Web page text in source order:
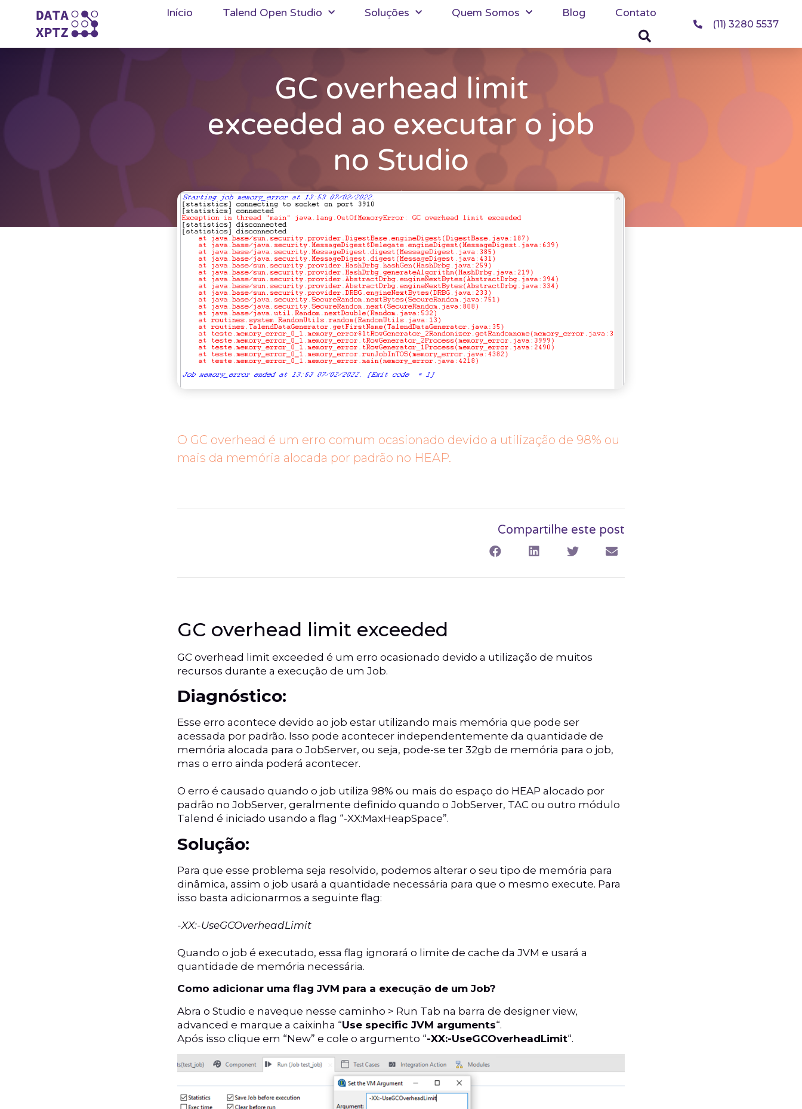
Início Talend Open Studio Soluções Quem Somos Blog Contato
(11) 3280 5537
GC overhead limit
exceeded ao executar o job
no Studio
DATA XPTZ 08/02/2022
O GC overhead é um erro comum ocasionado devido a utilização de 98% ou
mais da memória alocada por padrão no HEAP.
Compartilhe este post
GC overhead limit exceeded
GC overhead limit exceeded é um erro ocasionado devido a utilização de muitos
recursos durante a execução de um Job.
Diagnóstico:
Esse erro acontece devido ao job estar utilizando mais memória que pode ser
acessada por padrão. Isso pode acontecer independentemente da quantidade de
memória alocada para o JobServer, ou seja, pode-se ter 32gb de memória para o job,
mas o erro ainda poderá acontecer.
O erro é causado quando o job utiliza 98% ou mais do espaço do HEAP alocado por
padrão no JobServer, geralmente definido quando o JobServer, TAC ou outro módulo
Talend é iniciado usando a flag “-XX:MaxHeapSpace”.
Solução:
Para que esse problema seja resolvido, podemos alterar o seu tipo de memória para
dinâmica, assim o job usará a quantidade necessária para que o mesmo execute. Para
isso basta adicionarmos a seguinte flag:
-XX:-UseGCOverheadLimit
Quando o job é executado, essa flag ignorará o limite de cache da JVM e usará a
quantidade de memória necessária.
Como adicionar uma flag JVM para a execução de um Job?
Abra o Studio e naveque nesse caminho > Run Tab na barra de designer view,
advanced e marque a caixinha “Use specific JVM arguments“.
Após isso clique em “New” e cole o argumento “-XX:-UseGCOverheadLimit“.